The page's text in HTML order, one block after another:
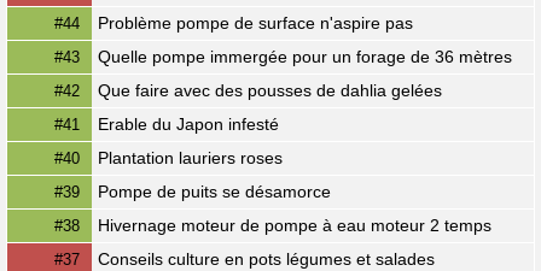
#44 Problème pompe de surface n'aspire pas
#43 Quelle pompe immergée pour un forage de 36 mètres
#42 Que faire avec des pousses de dahlia gelées
#41 Erable du Japon infesté
#40 Plantation lauriers roses
#39 Pompe de puits se désamorce
#38 Hivernage moteur de pompe à eau moteur 2 temps
#37 Conseils culture en pots légumes et salades